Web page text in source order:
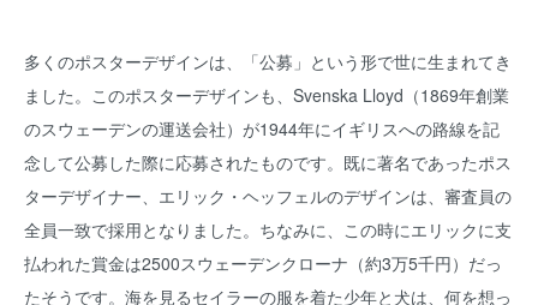
多くのポスターデザインは、「公募」という形で世に生まれてき
ました。このポスターデザインも、Svenska Lloyd（1869年創業
のスウェーデンの運送会社）が1944年にイギリスへの路線を記
念して公募した際に応募されたものです。既に著名であったポス
ターデザイナー、エリック・ヘッフェルのデザインは、審査員の
全員一致で採用となりました。ちなみに、この時にエリックに支
払われた賞金は2500スウェーデンクローナ（約3万5千円）だっ
たそうです。海を見るセイラーの服を着た少年と犬は、何を想っ